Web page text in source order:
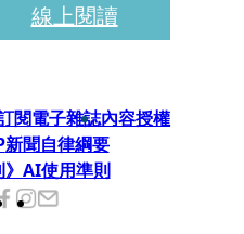
線上閱讀
閱電子雜誌內容授權
新聞自律綱要
》AI使用準則